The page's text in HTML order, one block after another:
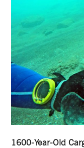
1600-Year-Old